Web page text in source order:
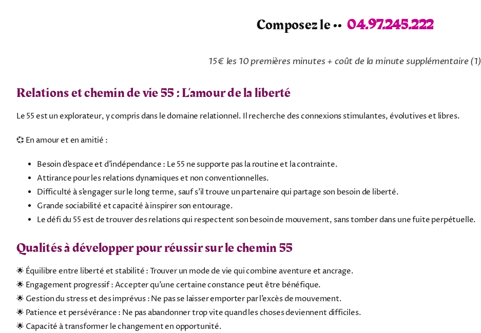
Composez le •• 04.97.245.222
15€ les 10 premières minutes + coût de la minute supplémentaire(1)
Relations et chemin de vie 55 : L’amour de la liberté
Le 55 est un explorateur, y compris dans le domaine relationnel. Il recherche des connexions stimulantes, évolutives et libres.
💞 En amour et en amitié :
Besoin d’espace et d’indépendance : Le 55 ne supporte pas la routine et la contrainte.
Attirance pour les relations dynamiques et non conventionnelles.
Difficulté à s’engager sur le long terme, sauf s’il trouve un partenaire qui partage son besoin de liberté.
Grande sociabilité et capacité à inspirer son entourage.
Le défi du 55 est de trouver des relations qui respectent son besoin de mouvement, sans tomber dans une fuite perpétuelle.
Qualités à développer pour réussir sur le chemin 55
🌟 Équilibre entre liberté et stabilité : Trouver un mode de vie qui combine aventure et ancrage.
🌟 Engagement progressif : Accepter qu’une certaine constance peut être bénéfique.
🌟 Gestion du stress et des imprévus : Ne pas se laisser emporter par l’excès de mouvement.
🌟 Patience et persévérance : Ne pas abandonner trop vite quand les choses deviennent difficiles.
🌟 Capacité à transformer le changement en opportunité.